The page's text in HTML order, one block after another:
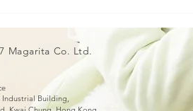
得架！
Magarita Co. Ltd.
Industrial Building,